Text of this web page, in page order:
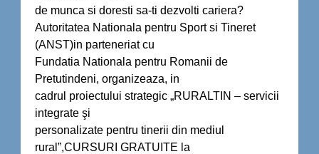
de munca si doresti sa-ti dezvolti cariera?
Autoritatea Nationala pentru Sport si Tineret
(ANST)in parteneriat cu
Fundatia Nationala pentru Romanii de
Pretutindeni, organizeaza, in
cadrul proiectului strategic „RURALTIN – servicii
integrate şi
personalizate pentru tinerii din mediul
rural”,CURSURI GRATUITE la